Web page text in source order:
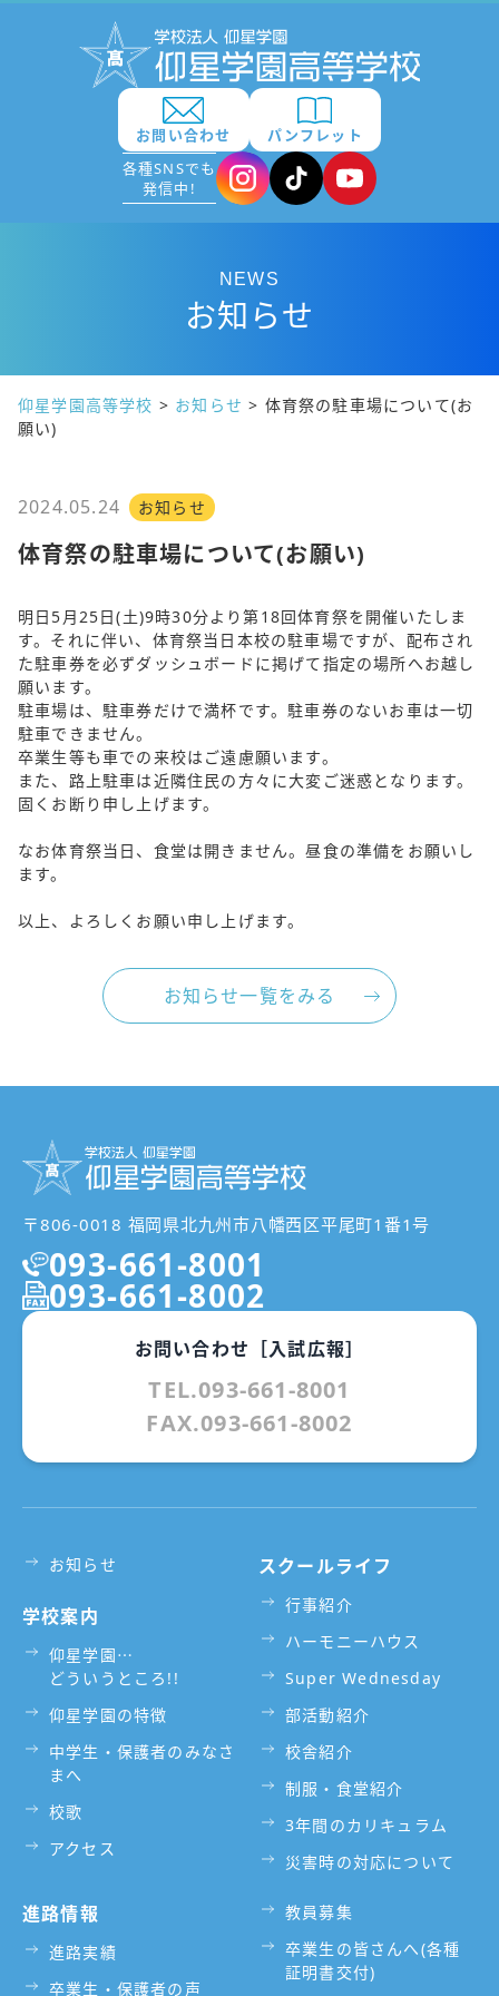
お問い合わせ
パンフレット
各種SNSでも
発信中!
NEWS
お知らせ
仰星学園高等学校 > お知らせ > 体育祭の駐車場について(お
願い)
2024.05.24 お知らせ
体育祭の駐車場について(お願い)
明日5月25日(土)9時30分より第18回体育祭を開催いたしま
す。それに伴い、体育祭当日本校の駐車場ですが、配布され
た駐車券を必ずダッシュボードに掲げて指定の場所へお越し
願います。
駐車場は、駐車券だけで満杯です。駐車券のないお車は一切
駐車できません。
卒業生等も車での来校はご遠慮願います。
また、路上駐車は近隣住民の方々に大変ご迷惑となります。
固くお断り申し上げます。
なお体育祭当日、食堂は開きません。昼食の準備をお願いし
ます。
以上、よろしくお願い申し上げます。
お知らせ一覧をみる
〒806-0018 福岡県北九州市八幡西区平尾町1番1号
093-661-8001
093-661-8002
お問い合わせ［入試広報］
TEL.093-661-8001
FAX.093-661-8002
お知らせ
学校案内
仰星学園⋯
どういうところ!!
仰星学園の特徴
中学生・保護者のみなさ
まへ
校歌
アクセス
スクールライフ
行事紹介
ハーモニーハウス
Super Wednesday
部活動紹介
校舎紹介
制服・食堂紹介
3年間のカリキュラム
災害時の対応について
進路情報
進路実績
卒業生・保護者の声
教員募集
卒業生の皆さんへ(各種
証明書交付)